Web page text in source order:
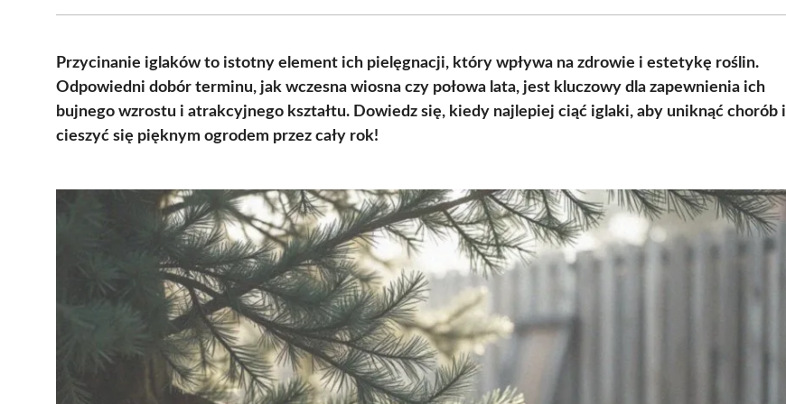
(Twitter)
Przycinanie iglaków to istotny element ich pielęgnacji, który wpływa na zdrowie i estetykę roślin.
Odpowiedni dobór terminu, jak wczesna wiosna czy połowa lata, jest kluczowy dla zapewnienia ich
bujnego wzrostu i atrakcyjnego kształtu. Dowiedz się, kiedy najlepiej ciąć iglaki, aby uniknąć chorób i
cieszyć się pięknym ogrodem przez cały rok!